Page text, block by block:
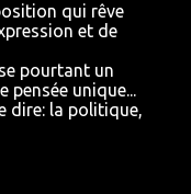
qui rêve
et de
pourtant un
pensée unique...
dire: la politique,